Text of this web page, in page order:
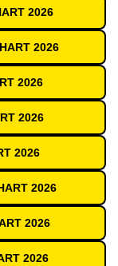
2026
2026
2026
2026
2026
2026
2026
2026